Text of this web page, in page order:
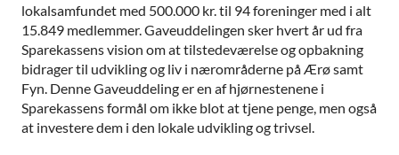
lokalsamfundet med 500.000 kr. til 94 foreninger med i alt
15.849 medlemmer. Gaveuddelingen sker hvert år ud fra
Sparekassens vision om at tilstedeværelse og opbakning
bidrager til udvikling og liv i nærområderne på Ærø samt
Fyn. Denne Gaveuddeling er en af hjørnestenene i
Sparekassens formål om ikke blot at tjene penge, men også
at investere dem i den lokale udvikling og trivsel.